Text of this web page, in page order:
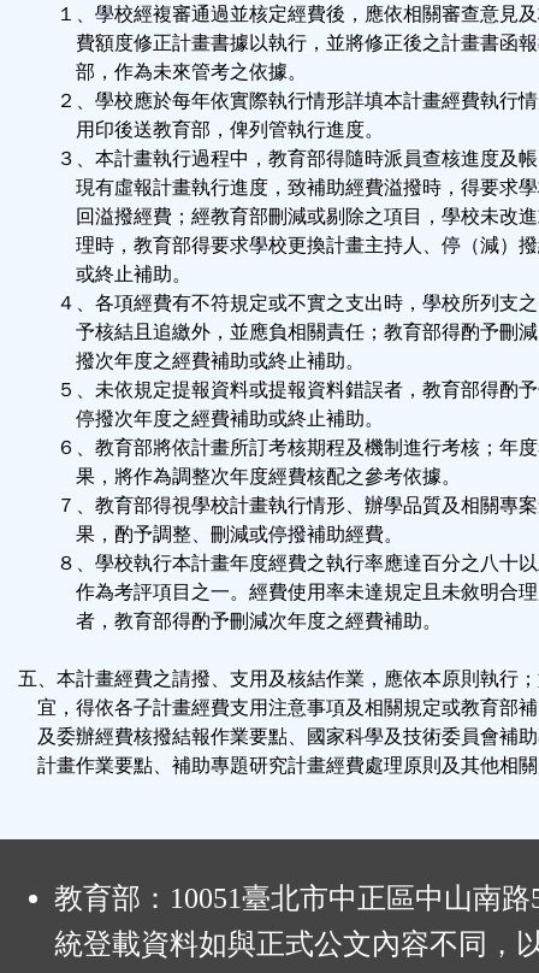
１、學校經複審通過並核定經費後，應依相關審查意見
費額度修正計畫書據以執行，並將修正後之計畫書函報
部，作為未來管考之依據。
２、學校應於每年依實際執行情形詳填本計畫經費執行
用印後送教育部，俾列管執行進度。
３、本計畫執行過程中，教育部得隨時派員查核進度及
現有虛報計畫執行進度，致補助經費溢撥時，得要求學
回溢撥經費；經教育部刪減或剔除之項目，學校未改進
理時，教育部得要求學校更換計畫主持人、停（減）撥
或終止補助。
４、各項經費有不符規定或不實之支出時，學校所列支
予核結且追繳外，並應負相關責任；教育部得酌予刪減
撥次年度之經費補助或終止補助。
５、未依規定提報資料或提報資料錯誤者，教育部得酌
停撥次年度之經費補助或終止補助。
６、教育部將依計畫所訂考核期程及機制進行考核；年
果，將作為調整次年度經費核配之參考依據。
７、教育部得視學校計畫執行情形、辦學品質及相關專
果，酌予調整、刪減或停撥補助經費。
８、學校執行本計畫年度經費之執行率應達百分之八十
作為考評項目之一。經費使用率未達規定且未敘明合理
者，教育部得酌予刪減次年度之經費補助。
五、本計畫經費之請撥、支用及核結作業，應依本原則執行
宜，得依各子計畫經費支用注意事項及相關規定或教育部
及委辦經費核撥結報作業要點、國家科學及技術委員會補
計畫作業要點、補助專題研究計畫經費處理原則及其他相
教育部：10051臺北市中正區中山南
統登載資料如與正式公文內容不同，